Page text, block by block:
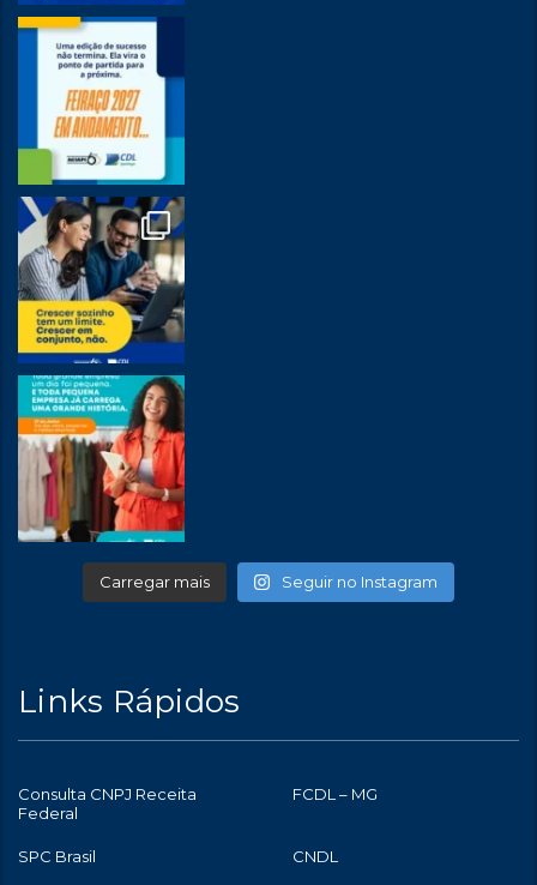
Carregar mais Seguir no Instagram
Links Rápidos
Consulta CNPJ Receita
Federal
FCDL – MG
SPC Brasil CNDL